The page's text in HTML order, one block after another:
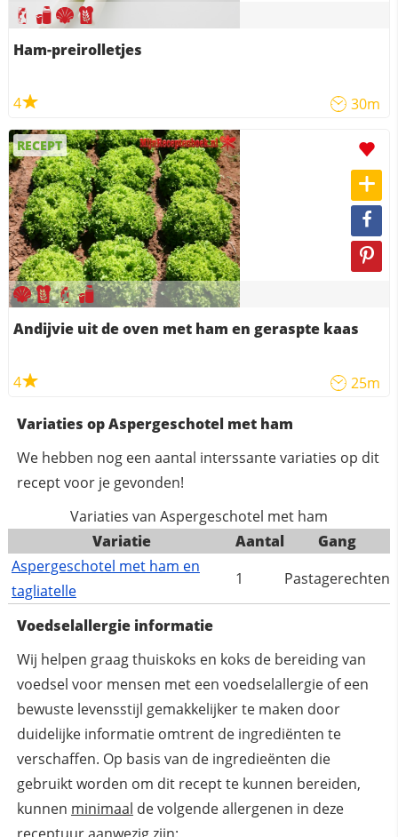
Ham-preirolletjes
4 30m
RECEPT
Andijvie uit de oven met ham en geraspte kaas
4 25m
Variaties op Aspergeschotel met ham
We hebben nog een aantal interssante variaties op dit
recept voor je gevonden!
Variaties van Aspergeschotel met ham
Variatie
Aantal
Gang
Aspergeschotel met ham en
tagliatelle
1 Pastagerechten
Voedselallergie informatie
Wij helpen graag thuiskoks en koks de bereiding van
voedsel voor mensen met een voedselallergie of een
bewuste levensstijl gemakkelijker te maken door
duidelijke informatie omtrent de ingrediënten te
verschaffen. Op basis van de ingredieënten die
gebruikt worden om dit recept te kunnen bereiden,
kunnen minimaal de volgende allergenen in deze